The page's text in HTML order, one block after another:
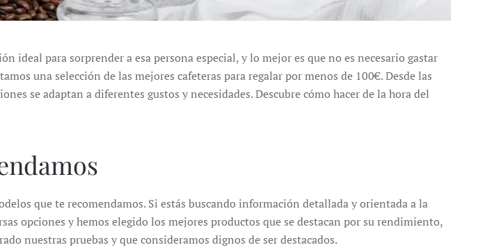
ideal para sorprender a esa persona especial, y lo mejor es que no es necesario gastar
una selección de las mejores cafeteras para regalar por menos de 100€. Desde las
se adaptan a diferentes gustos y necesidades. Descubre cómo hacer de la hora del
que te recomendamos. Si estás buscando información detallada y orientada a la
opciones y hemos elegido los mejores productos que se destacan por su rendimiento,
nuestras pruebas y que consideramos dignos de ser destacados.